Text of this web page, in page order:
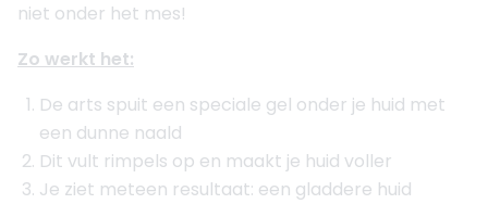
niet onder het mes!
Zo werkt het:
De arts spuit een speciale gel onder je huid met
een dunne naald
Dit vult rimpels op en maakt je huid voller
Je ziet meteen resultaat: een gladdere huid